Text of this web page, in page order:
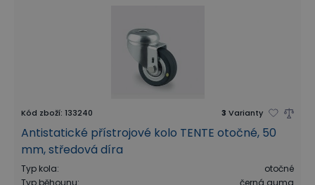
Kód zboží: 133240 3 Varianty
Antistatické přístrojové kolo TENTE otočné, 50
mm, středová díra
Typ kola:
otočné
Typ běhounu:
černá guma